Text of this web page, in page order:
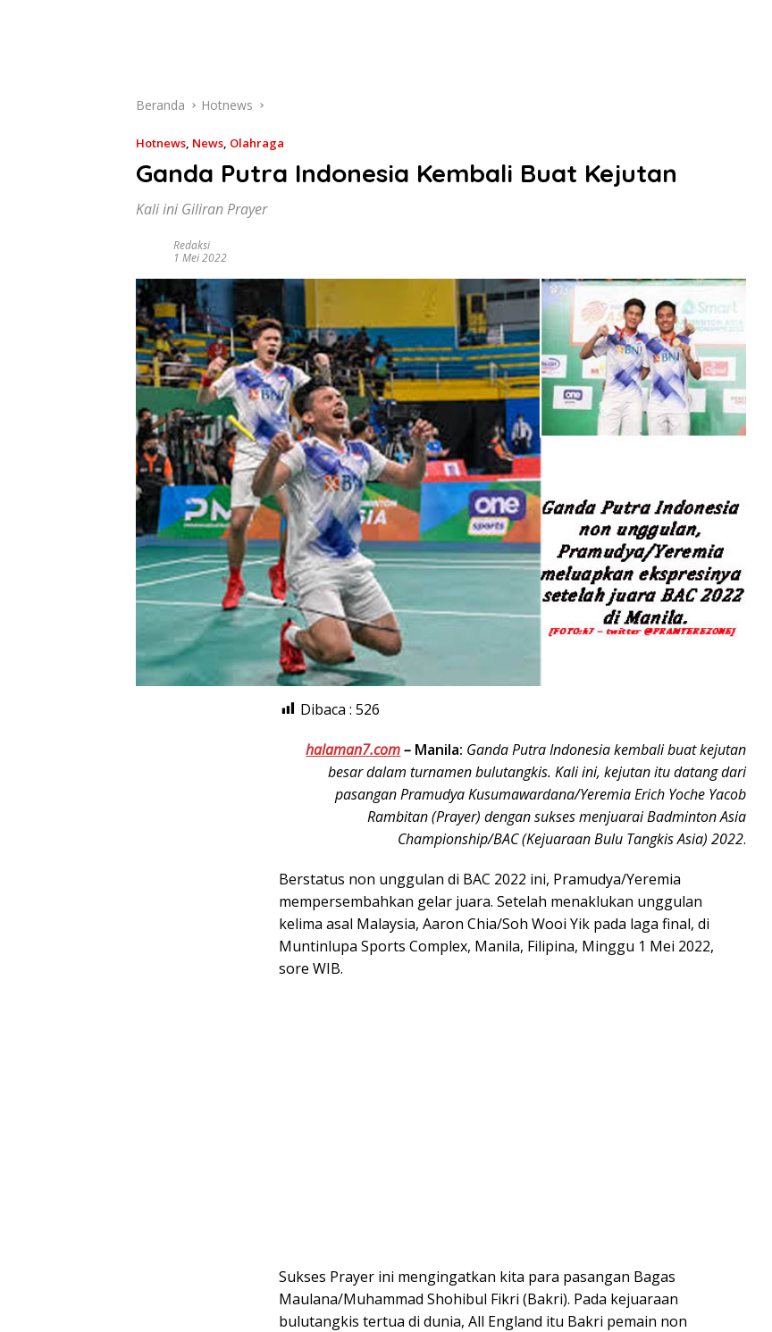
Beranda Hotnews
Hotnews, News, Olahraga
Ganda Putra Indonesia Kembali Buat Kejutan
Kali ini Giliran Prayer
Redaksi
1 Mei 2022
Dibaca : 526
halaman7.com– Manila: Ganda Putra Indonesia kembali buat kejutan
besar dalam turnamen bulutangkis. Kali ini, kejutan itu datang dari
pasangan Pramudya Kusumawardana/Yeremia Erich Yoche Yacob
Rambitan (Prayer) dengan sukses menjuarai Badminton Asia
Championship/BAC (Kejuaraan Bulu Tangkis Asia) 2022.
Berstatus non unggulan di BAC 2022 ini, Pramudya/Yeremia
mempersembahkan gelar juara. Setelah menaklukan unggulan
kelima asal Malaysia, Aaron Chia/Soh Wooi Yik pada laga final, di
Muntinlupa Sports Complex, Manila, Filipina, Minggu 1 Mei 2022,
sore WIB.
Sukses Prayer ini mengingatkan kita para pasangan Bagas
Maulana/Muhammad Shohibul Fikri (Bakri). Pada kejuaraan
bulutangkis tertua di dunia, All England itu Bakri pemain non